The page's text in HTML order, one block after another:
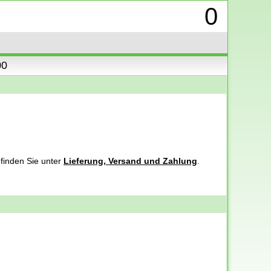
0
Sie unter Lieferung, Versand und Zahlung